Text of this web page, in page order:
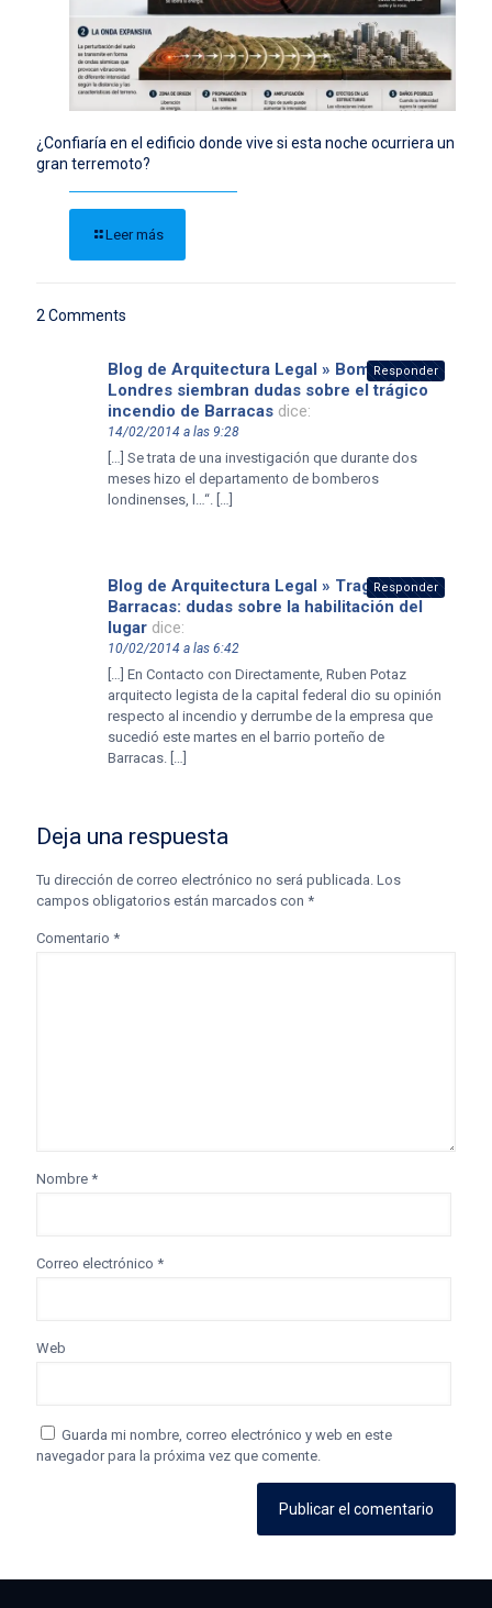
¿Confiaría en el edificio donde vive si esta noche ocurriera un
gran terremoto?
Leer más
2 Comments
Blog de Arquitectura Legal » Bomberos de
Londres siembran dudas sobre el trágico
incendio de Barracas dice:
14/02/2014 a las 9:28
[…] Se trata de una investigación que durante dos
meses hizo el departamento de bomberos
londinenses, l…“. […]
Responder
Blog de Arquitectura Legal » Tragedia de
Barracas: dudas sobre la habilitación del
lugar dice:
10/02/2014 a las 6:42
[…] En Contacto con Directamente, Ruben Potaz
arquitecto legista de la capital federal dio su opinión
respecto al incendio y derrumbe de la empresa que
sucedió este martes en el barrio porteño de
Barracas. […]
Responder
Deja una respuesta
Tu dirección de correo electrónico no será publicada. Los
campos obligatorios están marcados con *
Comentario *
Nombre *
Correo electrónico *
Web
Guarda mi nombre, correo electrónico y web en este
navegador para la próxima vez que comente.